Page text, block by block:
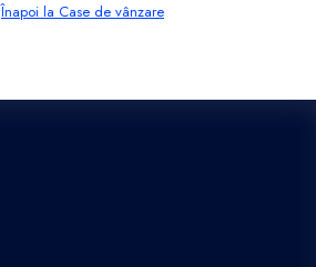
Înapoi la Case de vânzare